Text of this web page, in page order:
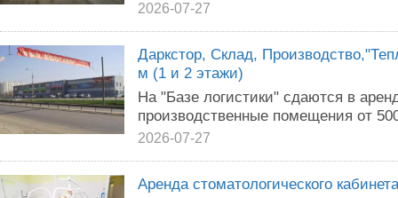
2026-07-27
Даркстор, Склад,
м (1 и 2 этажи)
На "Базе логистики" сдаются в
производственные помещения от
2026-07-27
Аренда стоматологического кабинета